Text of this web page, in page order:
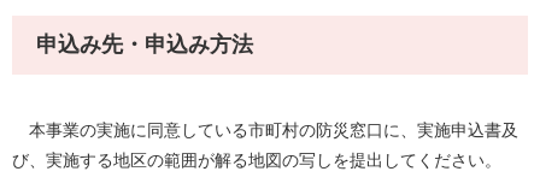
申込み先・申込み方法
本事業の実施に同意している市町村の防災窓口に、実施申込書及
び、実施する地区の範囲が解る地図の写しを提出してください。